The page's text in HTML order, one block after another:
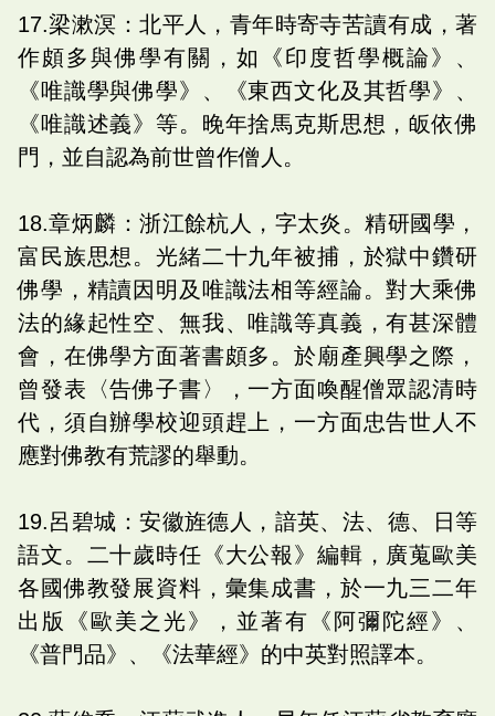
17.梁漱溟：北平人，青年時寄寺苦讀有成，著
作頗多與佛學有關，如《印度哲學概論》、
《唯識學與佛學》、《東西文化及其哲學》、
《唯識述義》等。晚年捨馬克斯思想，皈依佛
門，並自認為前世曾作僧人。
18.章炳麟：浙江餘杭人，字太炎。精研國學，
富民族思想。光緒二十九年被捕，於獄中鑽研
佛學，精讀因明及唯識法相等經論。對大乘佛
法的緣起性空、無我、唯識等真義，有甚深體
會，在佛學方面著書頗多。於廟產興學之際，
曾發表〈告佛子書〉，一方面喚醒僧眾認清時
代，須自辦學校迎頭趕上，一方面忠告世人不
應對佛教有荒謬的舉動。
19.呂碧城：安徽旌德人，諳英、法、德、日等
語文。二十歲時任《大公報》編輯，廣蒐歐美
各國佛教發展資料，彙集成書，於一九三二年
出版《歐美之光》，並著有《阿彌陀經》、
《普門品》、《法華經》的中英對照譯本。